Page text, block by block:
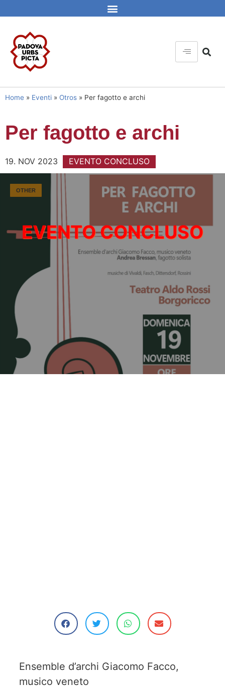
Home » Eventi » Otros » Per fagotto e archi
Per fagotto e archi
19. NOV 2023 EVENTO CONCLUSO
OTHER
Ensemble d’archi Giacomo Facco,
musico veneto